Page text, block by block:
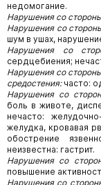
недомогание.
Нарушения со
Нарушения со
шум в ушах,
Нарушения со
сердцебиения;
Нарушения со
средостения: часто:
Нарушения со
боль в животе,
нечасто:
желудка, кровавая
обострение
неизвестна: гастрит.
Нарушения со
повышение
Нарушения со